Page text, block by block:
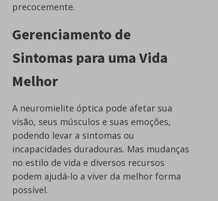
precocemente.
Gerenciamento de
Sintomas para uma Vida
Melhor
A neuromielite óptica pode afetar sua
visão, seus músculos e suas emoções,
podendo levar a sintomas ou
incapacidades duradouras. Mas mudanças
no estilo de vida e diversos recursos
podem ajudá-lo a viver da melhor forma
possível.